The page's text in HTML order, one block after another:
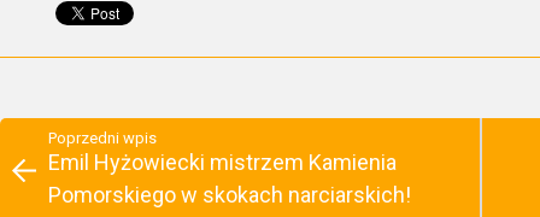
Poprzedni wpis
Emil Hyżowiecki mistrzem Kamienia
Pomorskiego w skokach narciarskich!